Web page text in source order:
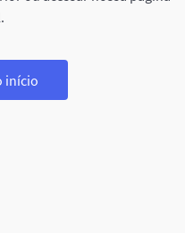
início